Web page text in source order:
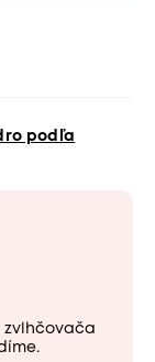
podľa
zvlhčovača